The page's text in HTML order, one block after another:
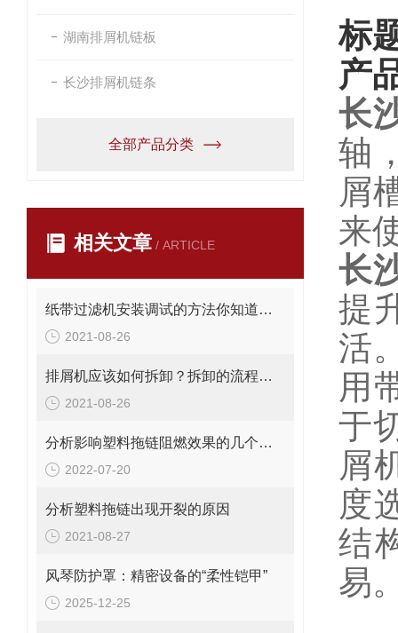
湖南排屑机链板
长沙排屑机链条
全部产品分类
相关文章 / ARTICLE
纸带过滤机安装调试的方法你知道吗？
2021-08-26
排屑机应该如何拆卸？拆卸的流程你知道吗？
2021-08-26
分析影响塑料拖链阻燃效果的几个因素
2022-07-20
分析塑料拖链出现开裂的原因
2021-08-27
风琴防护罩：精密设备的“柔性铠甲”
2025-12-25
标
产
长
轴
屑
来
长
提
活
用
于
屑
度
结
易